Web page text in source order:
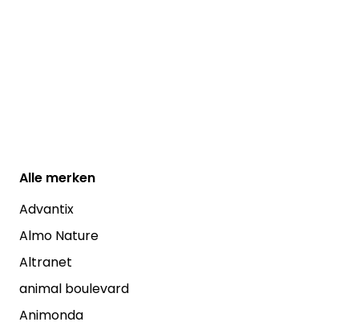
Alle merken
Advantix
Almo Nature
Altranet
animal boulevard
Animonda